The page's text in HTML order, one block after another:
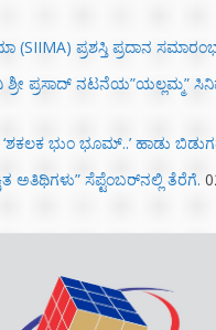
(SIIMA) ಪ್ರಶಸ್ತಿ ಪ್ರದಾನ
ಶ್ರೀ ಪ್ರಸಾದ್ ನಟನೆಯ”ಯಲ್ಲಮ್ಮ”
‘ಶಕಲಕ ಭುಂ‌ ಭೂಮ್..’ ಹಾಡು
ಅತಿಥಿಗಳು” ಸೆಪ್ಟೆಂಬರ್‌ನಲ್ಲಿ ತೆರೆಗೆ.